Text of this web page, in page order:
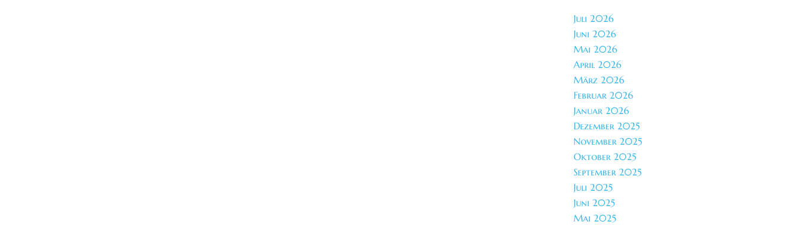
Juli 2026
Juni 2026
Mai 2026
April 2026
März 2026
Februar 2026
Januar 2026
Dezember 2025
November 2025
Oktober 2025
September 2025
Juli 2025
Juni 2025
Mai 2025